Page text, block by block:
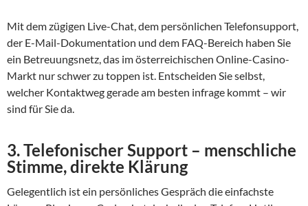
Mit dem zügigen Live-Chat, dem persönlichen Telefonsupport,
der E-Mail-Dokumentation und dem FAQ-Bereich haben Sie
ein Betreuungsnetz, das im österreichischen Online-Casino-
Markt nur schwer zu toppen ist. Entscheiden Sie selbst,
welcher Kontaktweg gerade am besten infrage kommt – wir
sind für Sie da.
3. Telefonischer Support – menschliche
Stimme, direkte Klärung
Gelegentlich ist ein persönliches Gespräch die einfachste